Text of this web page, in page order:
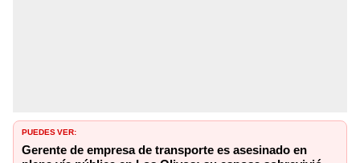
PUEDES VER:
Gerente de empresa de transporte es asesinado en